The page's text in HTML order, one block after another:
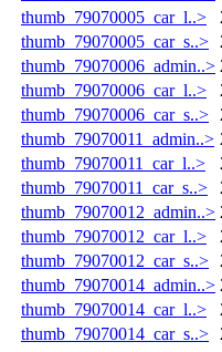
thumb_79070005_car_l..>
thumb_79070005_car_s..>
thumb_79070006_admin..>
thumb_79070006_car_l..>
thumb_79070006_car_s..>
thumb_79070011_admin..>
thumb_79070011_car_l..>
thumb_79070011_car_s..>
thumb_79070012_admin..>
thumb_79070012_car_l..>
thumb_79070012_car_s..>
thumb_79070014_admin..>
thumb_79070014_car_l..>
thumb_79070014_car_s..>